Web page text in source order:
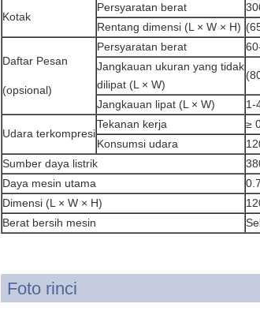
Kotak
Persyaratan berat
Rentang dimensi (L × W × H)
Daftar Pesan
(opsional)
Persyaratan berat
Jangkauan ukuran yang tidak
dilipat (L × W)
Jangkauan lipat (L × W) 1-
Udara terkompresi
Tekanan kerja
≥
Konsumsi udara
Sumber daya listrik
Daya mesin utama
Dimensi (L × W × H)
Berat bersih mesin
Foto rinci